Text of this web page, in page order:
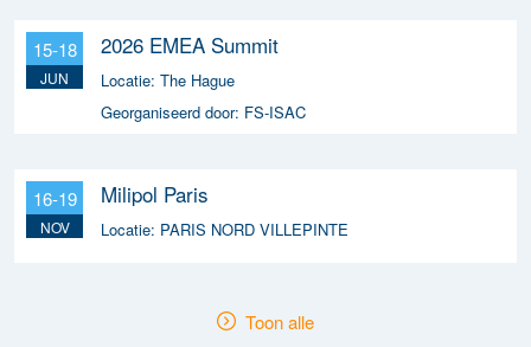
15-18
JUN
2026 EMEA Summit
Locatie: The Hague
Georganiseerd door: FS-ISAC
16-19
NOV
Milipol Paris
Locatie: PARIS NORD VILLEPINTE
Toon alle